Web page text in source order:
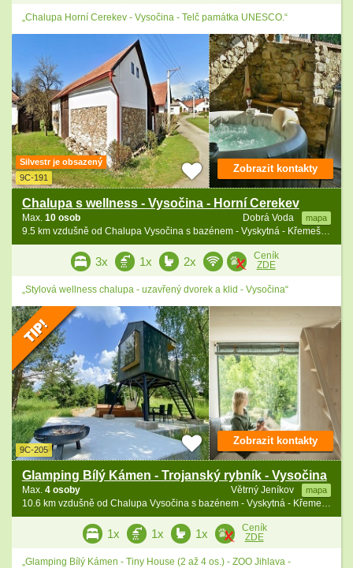
„Chalupa Horní Cerekev - Vysočina - Telč památka UNESCO.“
Silvestr je obsazený
9C-191
Chalupa s wellness - Vysočina - Horní Cerekev
Dobrá Voda mapa
Max. 10 osob
9.5 km vzdušně od Chalupa Vysočina s bazénem - Vyskytná - Křemešník
Zobrazit kontakty
3x 1x 2x
Ceník
ZDE
„Stylová wellness chalupa - uzavřený dvorek a klid - Vysočina“
9C-205
Glamping Bílý Kámen - Trojanský rybník - Vysočina
Větrný Jeníkov mapa
Max. 4 osoby
10.6 km vzdušně od Chalupa Vysočina s bazénem - Vyskytná - Křemešník
Zobrazit kontakty
1x 1x 1x
Ceník
ZDE
„Glamping Bílý Kámen - Tiny House (2 až 4 os.) - ZOO Jihlava -